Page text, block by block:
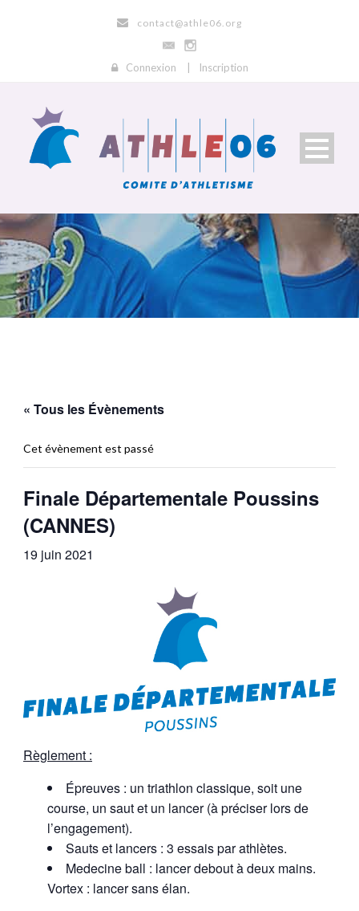
contact@athle06.org
Connexion Inscription
« Tous les Évènements
Cet évènement est passé
Finale Départementale Poussins
(CANNES)
19 juin 2021
Règlement :
Épreuves : un triathlon classique, soit une
course, un saut et un lancer (à préciser lors de
l’engagement).
Sauts et lancers : 3 essais par athlètes.
Medecine ball : lancer debout à deux mains.
Vortex : lancer sans élan.